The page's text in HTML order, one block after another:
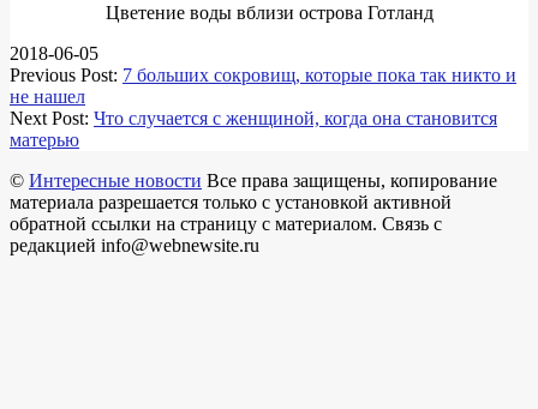
Цветение воды вблизи острова Готланд
2018-06-05
Previous Post: 7 больших сокровищ, которые пока так никто и
не нашел
Next Post: Что случается с женщиной, когда она становится
матерью
© Интересные новости Все права защищены, копирование
материала разрешается только с установкой активной
обратной ссылки на страницу с материалом. Связь с
редакцией info@webnewsite.ru